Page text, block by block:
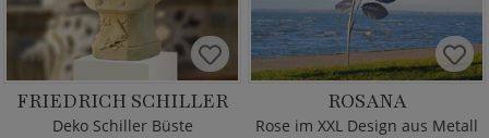
FRIEDRICH SCHILLER
Deko Schiller Büste
ROSANA
Rose im XXL Design aus Metall